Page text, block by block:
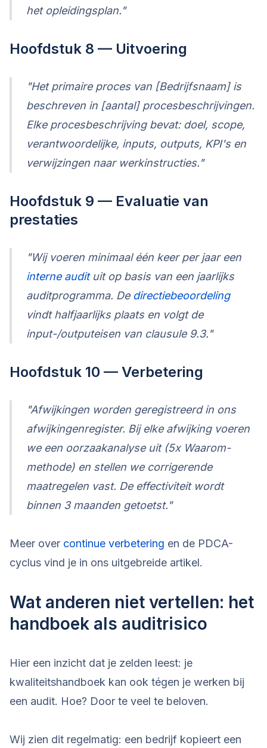
het opleidingsplan."
Hoofdstuk 8 — Uitvoering
"Het primaire proces van [Bedrijfsnaam] is
beschreven in [aantal] procesbeschrijvingen.
Elke procesbeschrijving bevat: doel, scope,
verantwoordelijke, inputs, outputs, KPI's en
verwijzingen naar werkinstructies."
Hoofdstuk 9 — Evaluatie van
prestaties
"Wij voeren minimaal één keer per jaar een
interne audituit op basis van een jaarlijks
auditprogramma. De directiebeoordeling
vindt halfjaarlijks plaats en volgt de
input-/outputeisen van clausule 9.3."
Hoofdstuk 10 — Verbetering
"Afwijkingen worden geregistreerd in ons
afwijkingenregister. Bij elke afwijking voeren
we een oorzaakanalyse uit (5x Waarom-
methode) en stellen we corrigerende
maatregelen vast. De effectiviteit wordt
binnen 3 maanden getoetst."
Meer over continue verbetering en de PDCA-
cyclus vind je in ons uitgebreide artikel.
Wat anderen niet vertellen: het
handboek als auditrisico
Hier een inzicht dat je zelden leest: je
kwaliteitshandboek kan ook tégen je werken bij
een audit. Hoe? Door te veel te beloven.
Wij zien dit regelmatig: een bedrijf kopieert een